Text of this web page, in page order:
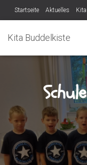
Startseite Aktuelles Kita
Kita Buddelkiste